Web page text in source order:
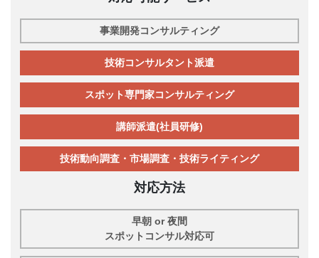
事業開発コンサルティング
技術コンサルタント派遣
スポット専門家コンサルティング
講師派遣(社員研修)
技術動向調査・市場調査・技術ライティング
対応方法
早朝 or 夜間
スポットコンサル対応可